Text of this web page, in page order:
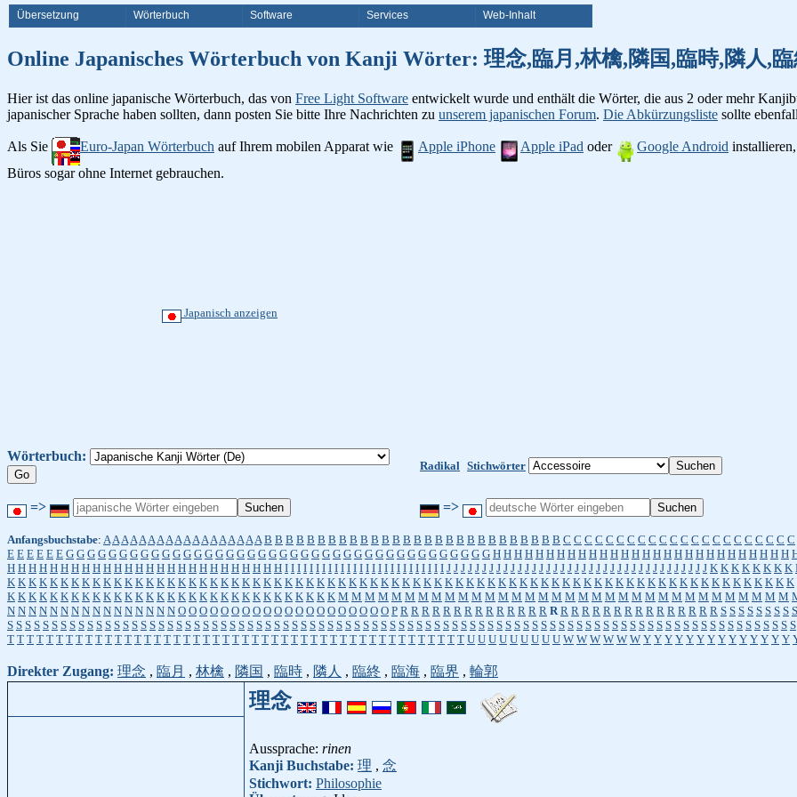
Übersetzung Wörterbuch Software Services Web-Inhalt
Online Japanisches Wörterbuch von Kanji Wörter: 理念,臨月,林檎,隣国,臨時,隣人,
Hier ist das online japanische Wörterbuch, das von Free Light Software entwickelt wurde und enthält die Wörter, die aus 2 oder mehr
japanischer Sprache haben sollten, dann posten Sie bitte Ihre Nachrichten zu unserem japanischen Forum. Die Abkürzungsliste sollte
Als Sie Euro-Japan Wörterbuch auf Ihrem mobilen Apparat wie Apple iPhone Apple iPad oder Google Android
Büros sogar ohne Internet gebrauchen.
Japanisch anzeigen
Wörterbuch:
Radikal Stichwörter
=> =>
Anfangsbuchstabe: A A A A A A A A A A A A A A A A A A B B B B B B B B B B B B B B B B B B B B B B B B B B B B C C C C C C C C C C C C C C C C C C C C C C
E E E E E E G G G G G G G G G G G G G G G G G G G G G G G G G G G G G G G G G G G G G G G G H H H H H H H H H H H H H H H H H H H H H H H H H H H H
H H H H H H H H H H H H H H H H H H H H H H H H H H I I I I I I I I I I I I I I I I I I I I I I I I I I J J J J J J J J J J J J J J J J J J J J J J J J J J J J J J J J J J J J J K K K K K K K K
K K K K K K K K K K K K K K K K K K K K K K K K K K K K K K K K K K K K K K K K K K K K K K K K K K K K K K K K K K K K K K K K K K K K K K K K K K
K K K K K K K K K K K K K K K K K K K K K K K K K K K K K K K M M M M M M M M M M M M M M M M M M M M M M M M M M M M M M M M M M
N N N N N N N N N N N N N N N N O O O O O O O O O O O O O O O O O O O O P R R R R R R R R R R R R R R R R R R R R R R R R R R R R R R S S S S S S S S S
S S S S S S S S S S S S S S S S S S S S S S S S S S S S S S S S S S S S S S S S S S S S S S S S S S S S S S S S S S S S S S S S S S S S S S S S S S S S S S S S S S S S S S S S S
T T T T T T T T T T T T T T T T T T T T T T T T T T T T T T T T T T T T T T T T T T T T T T T U U U U U U U U U W W W W W W Y Y Y Y Y Y Y Y Y Y Y Y Y Y
Direkter Zugang: 理念 , 臨月 , 林檎 , 隣国 , 臨時 , 隣人 , 臨終 , 臨海 , 臨界 , 輪郭
理念
Aussprache: rinen
Kanji Buchstabe: 理 , 念
Stichwort: Philosophie